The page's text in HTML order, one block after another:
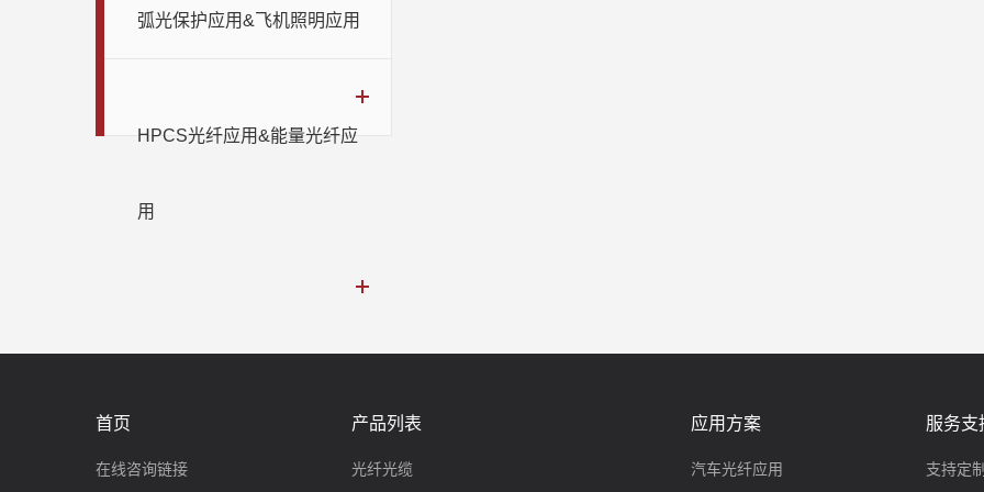
弧光保护应用&飞机照明应用
HPCS光纤应用&能量光纤应
用
首页
在线咨询链接
产品列表
光纤光缆
应用方案
汽车光纤应用
服务支
支持定